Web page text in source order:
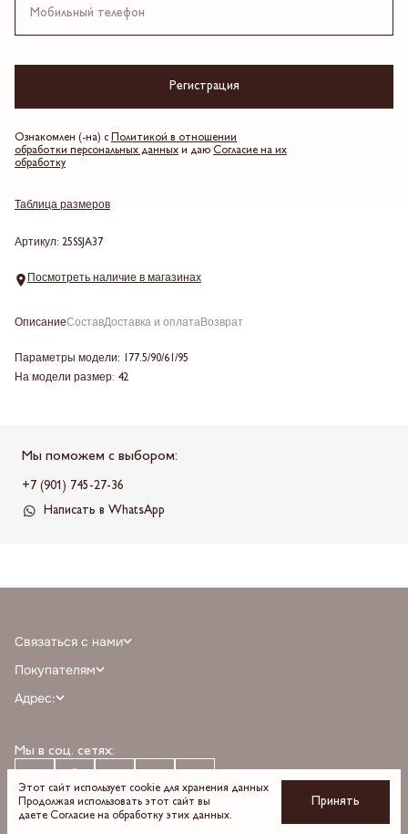
Регистрация
Ознакомлен (-на) с
Политикой в отношении
обработки персональных данных и даю Согласие на их
обработку
Таблица размеров
Артикул: 25SSJA37
Посмотреть наличие в магазинах
ОписаниеСоставДоставка и оплатаВозврат
Параметры модели: 177.5/90/61/95
На модели размер: 42
Мы поможем с выбором:
+7 (901) 745-27-36
Написать в WhatsApp
Мы в соц. сетях:
Связаться с нами
+7 (968) 388-77-75
Написать в MAX
Покупателям
Личный кабинет
О бренде
Оплата
Доставка
Возврат и обмен
Адрес:
Время работы: пн-вс 10:00 — 22:00
Этот сайт использует cookie для хранения данных
Продолжая использовать этот сайт вы
даете Согласие на обработку этих данных.
Принять